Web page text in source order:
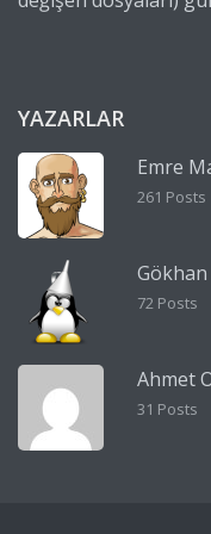
YAZARLAR
Emre
261 Posts
72 Posts
Ahmet
31 Posts